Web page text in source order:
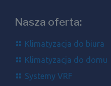
Nasza oferta:
Klimatyzacja do biura
Klimatyzacja do domu
Systemy VRF